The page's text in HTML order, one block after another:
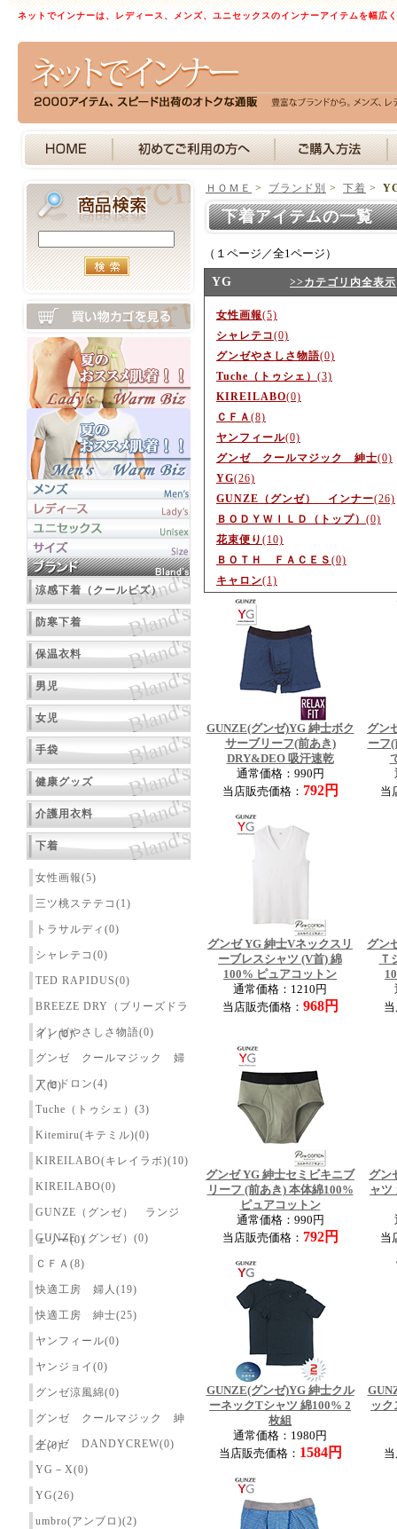
ネットでインナーは、レディース、メンズ、ユニセックスのインナーアイテムを幅広
涼感下着（クールビズ）
防寒下着
保温衣料
男児
女児
手袋
健康グッズ
介護用衣料
下着
女性画報(5)
三ツ桃ステテコ(1)
トラサルディ(0)
シャレテコ(0)
TED RAPIDUS(0)
BREEZE DRY（ブリーズドラ
イ）(0)
グンゼやさしさ物語(0)
グンゼ クールマジック 婦
人(0)
アセドロン(4)
Tuche（トゥシェ）(3)
Kitemiru(キテミル)(0)
KIREILABO(キレイラボ)(10)
KIREILABO(0)
GUNZE（グンゼ） ランジ
ェリー(0)
GUNZE（グンゼ）(0)
ＣＦＡ(8)
快適工房 婦人(19)
快適工房 紳士(25)
ヤンフィール(0)
ヤンジョイ(0)
グンゼ涼風綿(0)
グンゼ クールマジック 紳
士(0)
グンゼ DANDYCREW(0)
YG－X(0)
YG(26)
umbro(アンブロ)(2)
ＨＯＭＥ > ブランド別 > 下着 >
下着アイテムの一覧
（１ページ／全1ページ）
YG >>カテゴリ内全表示
女性画報(5)
シャレテコ(0)
グンゼやさしさ物語(0)
Tuche（トゥシェ） (3)
KIREILABO(0)
ＣＦＡ (8)
ヤンフィール(0)
グンゼ クールマジック 紳士(0)
YG(26)
GUNZE（グンゼ） インナー(26)
ＢＯＤＹＷＩＬＤ（トップ） (0)
花束便り (10)
ＢＯＴＨ ＦＡＣＥＳ (0)
キャロン(1)
GUNZE(グンゼ)YG 紳士ボク
サーブリーフ(前あき)
DRY&DEO 吸汗速乾
通常価格：990円
当店販売価格： 792円
グン
ーフ
当
グンゼ YG 紳士Vネックスリ
ーブレスシャツ (V首) 綿
100% ピュアコットン
通常価格：1210円
当店販売価格： 968円
グン
Ｔ
グンゼ YG 紳士セミビキニブ
リーフ (前あき) 本体綿100%
ピュアコットン
通常価格：990円
当店販売価格： 792円
グン
ャツ
当
GUNZE(グンゼ)YG 紳士クル
ーネックTシャツ 綿100% 2
枚組
通常価格：1980円
当店販売価格： 1584円
ッ